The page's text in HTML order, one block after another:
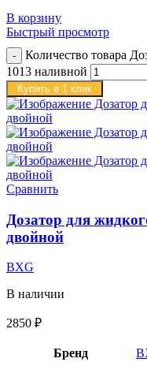
В корзину
Быстрый просмотр
Количество товара
1013 наливной
Купить в 1 клик
Сравнить
Дозатор для
двойной
BXG
В наличии
2850 ₽
Бренд